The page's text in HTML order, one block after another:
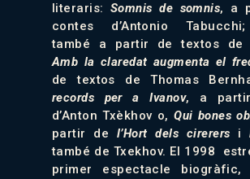
literaris: Somnis de somnis, a
contes d’Antonio
també a partir de textos de
Amb la claredat augmenta el
de textos de Thomas
records per a Ivanov, a
d’Anton Txèkhov o,Qui bones
partir de l’Hort dels cirerers i
també de Txekhov. El 1998
primer espectacle